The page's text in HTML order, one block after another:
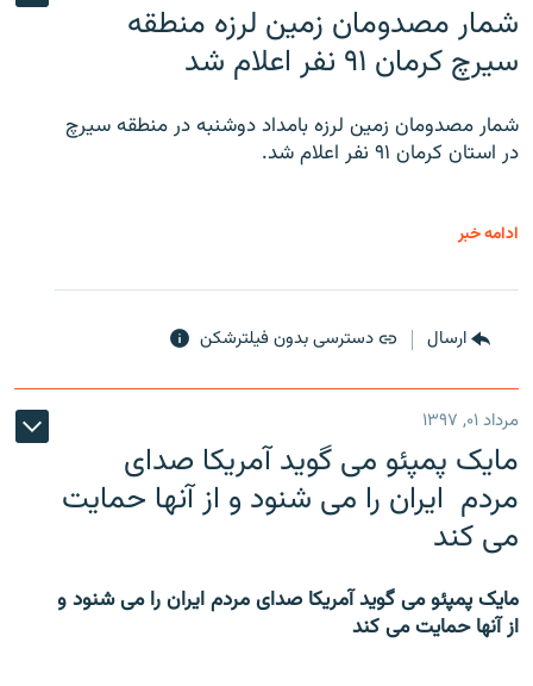
شمار مصدومان زمین لرزه منطقه
سیرچ کرمان ۹۱ نفر اعلام شد
شمار مصدومان زمین لرزه بامداد دوشنبه در منطقه سیرچ
در استان کرمان ۹۱ نفر اعلام شد.
ادامه خبر
ارسال دسترسی بدون فیلترشکن
مرداد ۰۱, ۱۳۹۷
مایک پمپئو می گوید آمریکا صدای
مردم ایران را می شنود و از آنها حمایت
می کند
مایک پمپئو می گوید آمریکا صدای مردم ایران را می شنود و
از آنها حمایت می کند